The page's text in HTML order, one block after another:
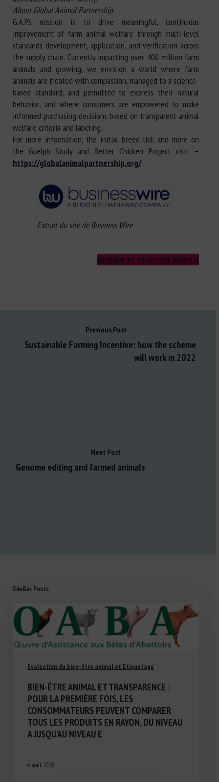
About Global Animal Partnership
G.A.P.’s mission is to drive meaningful, continuous
improvement of farm animal welfare through multi-level
standards development, application, and verification across
the supply chain. Currently impacting over 400 million farm
animals and growing, we envision a world where farm
animals are treated with compassion, managed to a science-
based standard, and permitted to express their natural
behavior, and where consumers are empowered to make
informed purchasing decisions based on transparent animal
welfare criteria and labeling.
For more information, the initial breed list, and more on
the Guelph Study and Better Chicken Project visit –
https://globalanimalpartnership.org/.
Extrait du site de Business Wire
Accéder au document original
Previous Post
Sustainable Farming Incentive: how the scheme
will work in 2022
Next Post
Genome editing and farmed animals
Similar Posts
Evaluation du bien-être animal et Etiquetage
BIEN-ÊTRE ANIMAL ET TRANSPARENCE :
POUR LA PREMIÈRE FOIS, LES
CONSOMMATEURS PEUVENT COMPARER
TOUS LES PRODUITS EN RAYON, DU NIVEAU
A JUSQU’AU NIVEAU E
4 août 2026